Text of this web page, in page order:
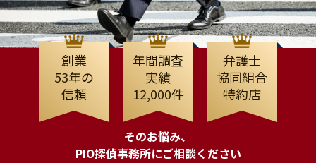
創業
53年の
信頼
年間調査
実績
12,000件
弁護士
協同組合
特約店
そのお悩み、
PIO探偵事務所にご相談ください